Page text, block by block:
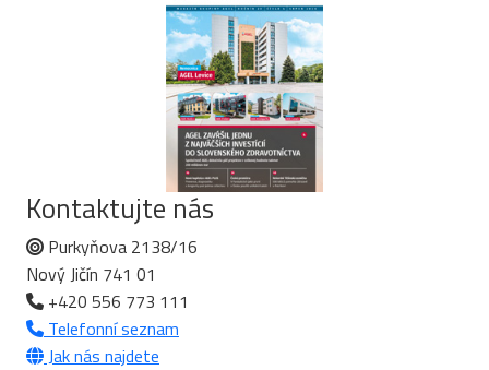
Kontaktujte nás
Purkyňova 2138/16
Nový Jičín 741 01
+420 556 773 111
Telefonní seznam
Jak nás najdete